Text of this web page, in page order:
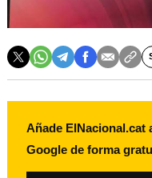
Añade ElNacional.cat
Google de forma